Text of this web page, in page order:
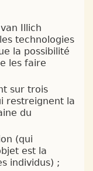
Illich
technologies
la possibilité
les faire
sur trois
restreignent la
du
(qui
est la
individus) ;